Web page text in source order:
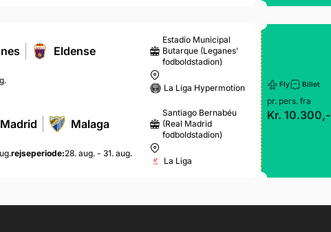
Eldense
Estadio Municipal
Butarque (Leganes'
fodboldstadion)
La Liga Hypermotion
Malaga
rejseperiode:28. aug. - 31. aug.
Santiago Bernabéu
(Real Madrid
fodboldstadion)
La Liga
Fly Billet
pr. pers. fra
Kr. 10.300,-